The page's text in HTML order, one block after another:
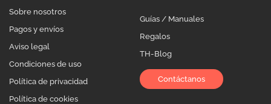
Sobre nosotros
Pagos y envíos
Aviso legal
Condiciones de uso
Política de privacidad
Política de cookies
Guías / Manuales
Regalos
TH-Blog
Contáctanos